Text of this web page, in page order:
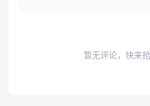
暂无评论，快来